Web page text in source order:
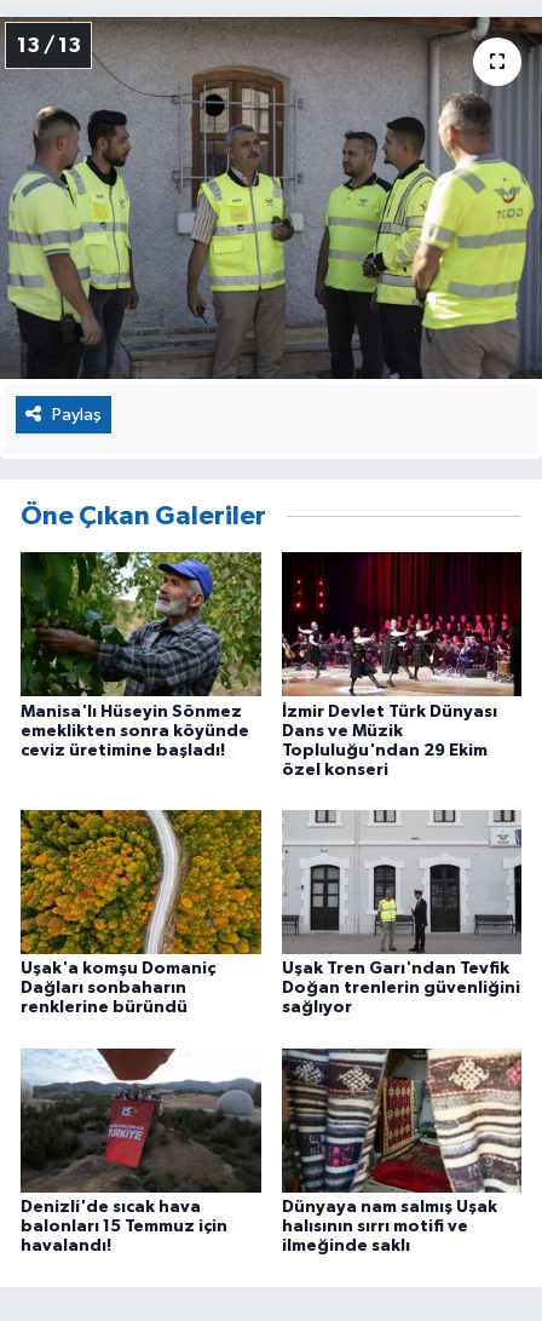
13 / 13
Paylaş
Öne Çıkan Galeriler
Manisa'lı Hüseyin Sönmez
emeklikten sonra köyünde
ceviz üretimine başladı!
İzmir Devlet Türk Dünyası
Dans ve Müzik
Topluluğu'ndan 29 Ekim
özel konseri
Uşak'a komşu Domaniç
Dağları sonbaharın
renklerine büründü
Uşak Tren Garı'ndan Tevfik
Doğan trenlerin güvenliğini
sağlıyor
Denizli'de sıcak hava
balonları 15 Temmuz için
havalandı!
Dünyaya nam salmış Uşak
halısının sırrı motifi ve
ilmeğinde saklı